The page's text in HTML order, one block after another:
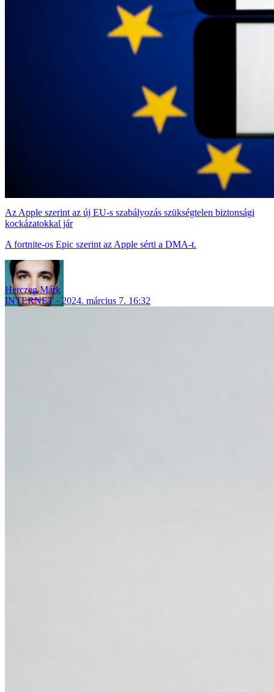
Az Apple szerint az új EU-s szabályozás szükségtelen biztonsági
kockázatokkal jár
A fortnite-os Epic szerint az Apple sérti a DMA-t.
Herczeg Márk
INTERNET
2024. március 7. 16:32